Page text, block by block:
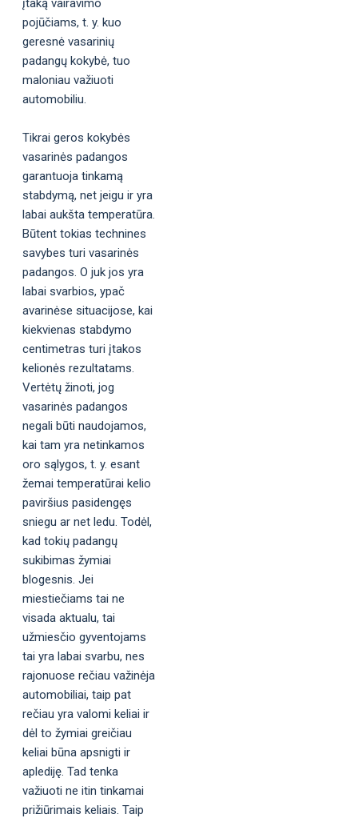
pojūčiams, t. y. kuo
geresnė vasarinių
padangų kokybė, tuo
maloniau važiuoti
automobiliu.
Tikrai geros kokybės
vasarinės padangos
garantuoja tinkamą
stabdymą, net jeigu ir yra
labai aukšta temperatūra.
Būtent tokias technines
savybes turi vasarinės
padangos. O juk jos yra
labai svarbios, ypač
avarinėse situacijose, kai
kiekvienas stabdymo
centimetras turi įtakos
kelionės rezultatams.
Vertėtų žinoti, jog
vasarinės padangos
negali būti naudojamos,
kai tam yra netinkamos
oro sąlygos, t. y. esant
žemai temperatūrai kelio
paviršius pasidengęs
sniegu ar net ledu. Todėl,
kad tokių padangų
sukibimas žymiai
blogesnis. Jei
miestiečiams tai ne
visada aktualu, tai
užmiesčio gyventojams
tai yra labai svarbu, nes
rajonuose rečiau važinėja
automobiliai, taip pat
rečiau yra valomi keliai ir
dėl to žymiai greičiau
keliai būna apsnigti ir
aplediję. Tad tenka
važiuoti ne itin tinkamai
prižiūrimais keliais. Taip